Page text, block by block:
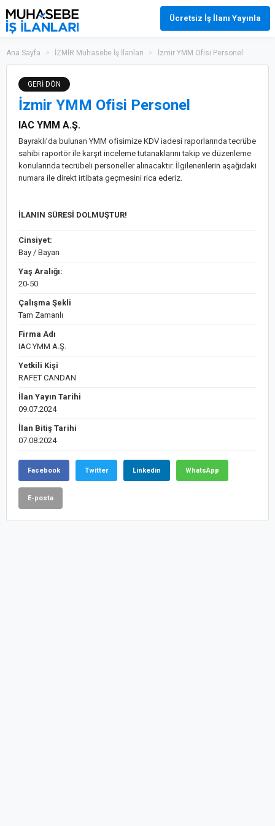
Ücretsiz İş İlanı Yayınla
Ana Sayfa > İZMİR Muhasebe İş İlanları > İzmir YMM Ofisi Personel
GERİ DÖN
İzmir YMM Ofisi Personel
IAC YMM A.Ş.
Bayraklı’da bulunan YMM ofisimize KDV iadesi raporlarında tecrübe
sahibi raportör ile karşıt inceleme tutanaklarını takip ve düzenleme
konularında tecrübeli personeller alınacaktır. İlgilenenlerin aşağıdaki
numara ile direkt irtibata geçmesini rica ederiz.
İLANIN SÜRESİ DOLMUŞTUR!
Cinsiyet:
Bay / Bayan
Yaş Aralığı:
20-50
Çalışma Şekli
Tam Zamanlı
Firma Adı
IAC YMM A.Ş.
Yetkili Kişi
RAFET CANDAN
İlan Yayın Tarihi
09.07.2024
İlan Bitiş Tarihi
07.08.2024
Facebook Twitter Linkedin WhatsApp
E-posta